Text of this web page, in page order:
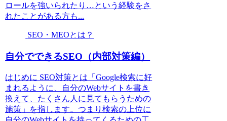
ロールを強いられたり…という経験をさ
れたことがある方も...
SEO・MEOとは？
自分でできるSEO（内部対策編）
はじめに SEO対策とは「Google検索に好
まれるように、自分のWebサイトを書き
換えて、たくさん人に見てもらうための
施策」を指します。つまり検索の上位に